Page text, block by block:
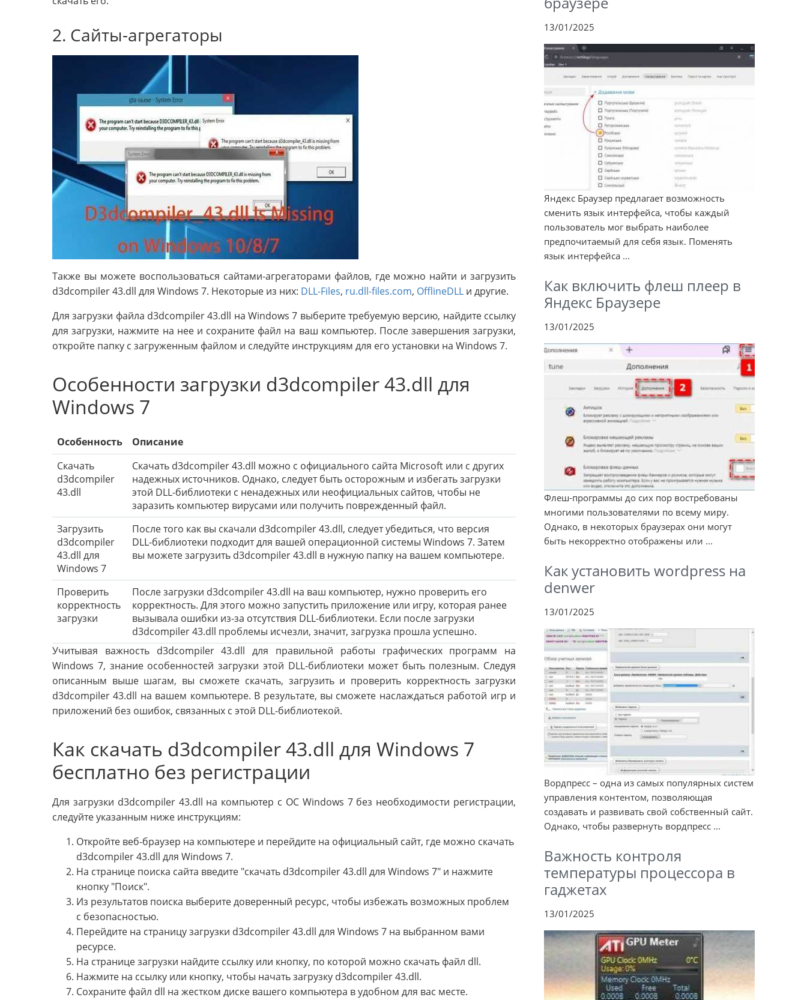
2. Сайты-агрегаторы
Также вы можете воспользоваться сайтами-агрегаторами файлов, где можно найти и загрузить
d3dcompiler 43.dll для Windows 7. Некоторые из них: DLL-Files, ru.dll-files.com, OfflineDLL и другие.
Для загрузки файла d3dcompiler 43.dll на Windows 7 выберите требуемую версию, найдите ссылку
для загрузки, нажмите на нее и сохраните файл на ваш компьютер. После завершения загрузки,
откройте папку с загруженным файлом и следуйте инструкциям для его установки на Windows 7.
Особенности загрузки d3dcompiler 43.dll для
Windows 7
Особенность
Описание
Скачать
d3dcompiler
43.dll
Скачать d3dcompiler 43.dll можно с официального сайта Microsoft или с других
надежных источников. Однако, следует быть осторожным и избегать загрузки
этой DLL-библиотеки с ненадежных или неофициальных сайтов, чтобы не
заразить компьютер вирусами или получить поврежденный файл.
Загрузить
d3dcompiler
43.dll для
Windows 7
После того как вы скачали d3dcompiler 43.dll, следует убедиться, что версия
DLL-библиотеки подходит для вашей операционной системы Windows 7. Затем
вы можете загрузить d3dcompiler 43.dll в нужную папку на вашем компьютере.
Проверить
корректность
загрузки
После загрузки d3dcompiler 43.dll на ваш компьютер, нужно проверить его
корректность. Для этого можно запустить приложение или игру, которая ранее
вызывала ошибки из-за отсутствия DLL-библиотеки. Если после загрузки
d3dcompiler 43.dll проблемы исчезли, значит, загрузка прошла успешно.
Учитывая важность d3dcompiler 43.dll для правильной работы графических программ на
Windows 7, знание особенностей загрузки этой DLL-библиотеки может быть полезным. Следуя
описанным выше шагам, вы сможете скачать, загрузить и проверить корректность загрузки
d3dcompiler 43.dll на вашем компьютере. В результате, вы сможете наслаждаться работой игр и
приложений без ошибок, связанных с этой DLL-библиотекой.
Как скачать d3dcompiler 43.dll для Windows 7
бесплатно без регистрации
Для загрузки d3dcompiler 43.dll на компьютер с ОС Windows 7 без необходимости регистрации,
следуйте указанным ниже инструкциям:
Откройте веб-браузер на компьютере и перейдите на официальный сайт, где можно скачать
d3dcompiler 43.dll для Windows 7.
На странице поиска сайта введите "скачать d3dcompiler 43.dll для Windows 7" и нажмите
кнопку "Поиск".
Из результатов поиска выберите доверенный ресурс, чтобы избежать возможных проблем
с безопасностью.
Перейдите на страницу загрузки d3dcompiler 43.dll для Windows 7 на выбранном вами
ресурсе.
На странице загрузки найдите ссылку или кнопку, по которой можно скачать файл dll.
Нажмите на ссылку или кнопку, чтобы начать загрузку d3dcompiler 43.dll.
Сохраните файл dll на жестком диске вашего компьютера в удобном для вас месте.
13/01/2025
Яндекс Браузер предлагает возможность
сменить язык интерфейса, чтобы каждый
пользователь мог выбрать наиболее
предпочитаемый для себя язык. Поменять
язык интерфейса ...
Как включить флеш плеер в
Яндекс Браузере
13/01/2025
Флеш-программы до сих пор востребованы
многими пользователями по всему миру.
Однако, в некоторых браузерах они могут
быть некорректно отображены или ...
Как установить wordpress на
denwer
13/01/2025
Вордпресс – одна из самых популярных систем
управления контентом, позволяющая
создавать и развивать свой собственный сайт.
Однако, чтобы развернуть вордпресс ...
Важность контроля
температуры процессора в
гаджетах
13/01/2025